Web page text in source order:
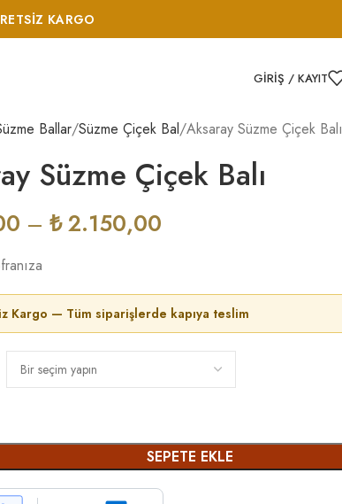
KARGO
GIRIŞ / KAYIT
Ballar Süzme Çiçek Bal Aksaray Süzme Çiçek Balı
Süzme Çiçek Balı
– ₺2.150,00
Kargo — Tüm siparişlerde kapıya teslim
SEPETE EKLE